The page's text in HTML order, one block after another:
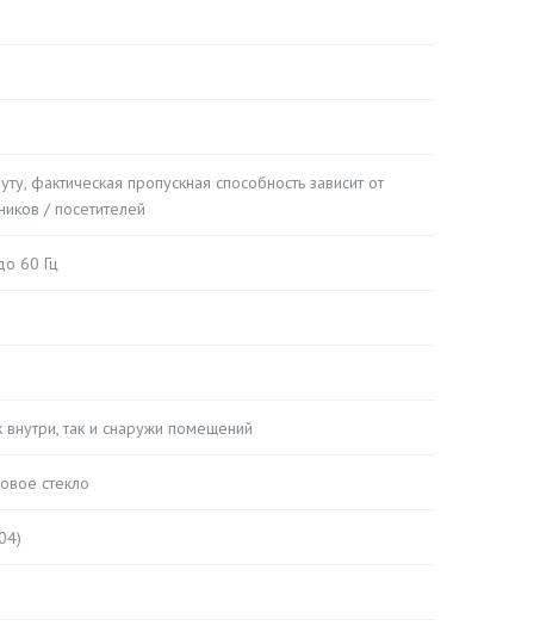
фактическая пропускная способность зависит от
/ посетителей
60 Гц
внутри, так и снаружи помещений
стекло